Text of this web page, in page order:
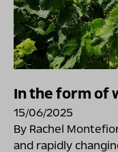
In the form of
15/06/2025
By Rachel
and rapidly